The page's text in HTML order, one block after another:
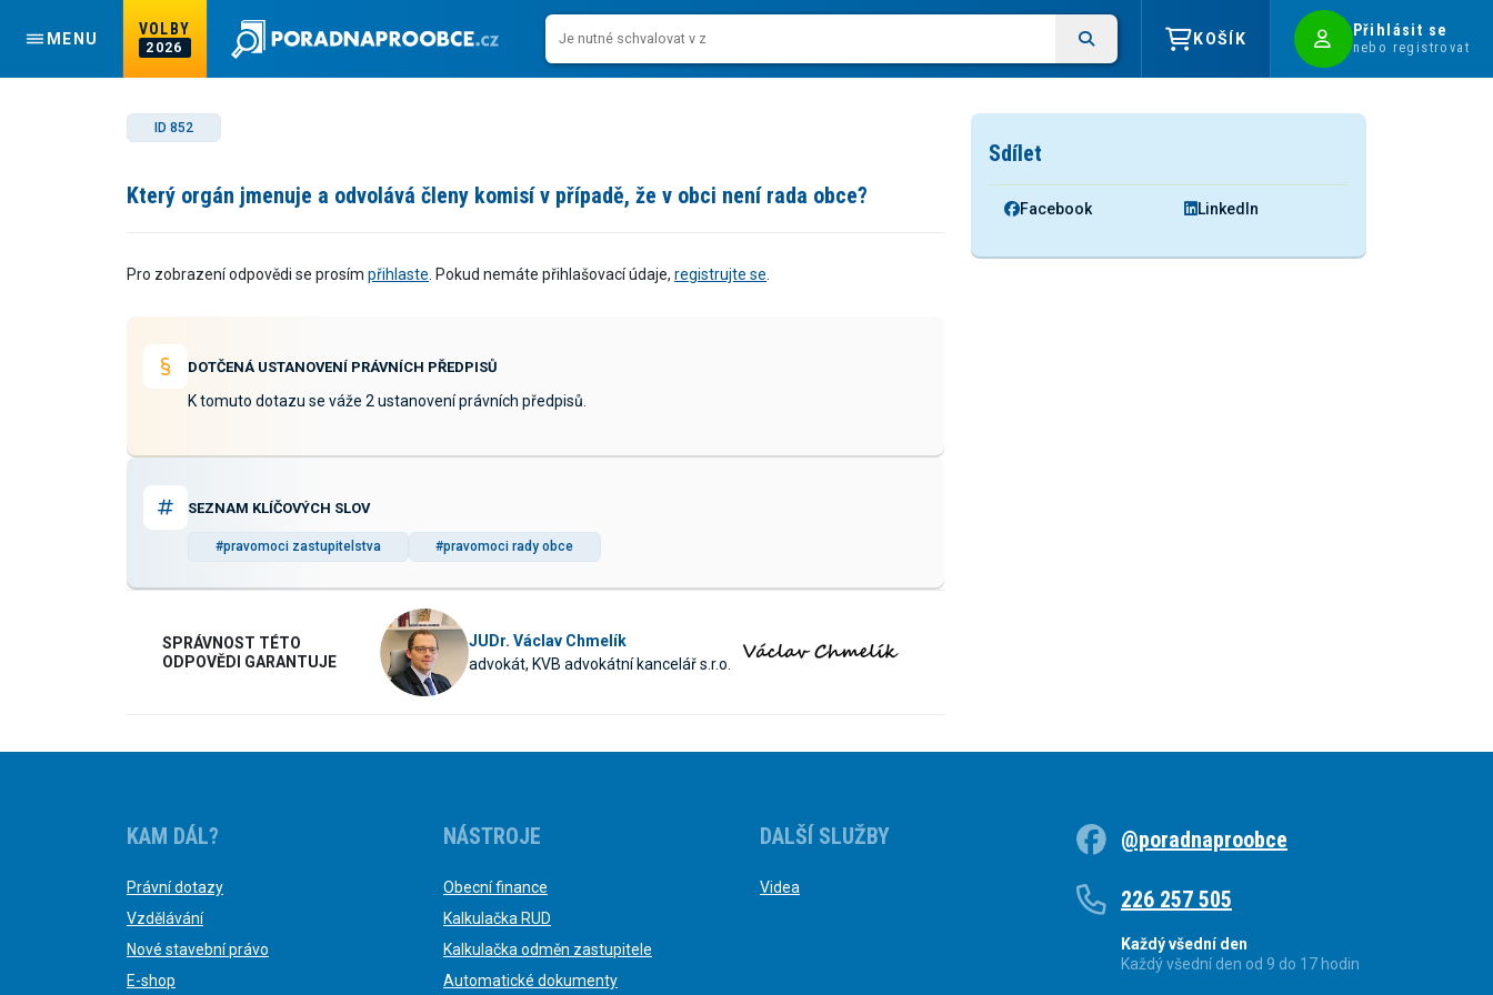
MENU
VOLBY
2026
KOŠÍK Přihlásit se
nebo registrovat
ID 852
Který orgán jmenuje a odvolává členy komisí v případě, že v obci není rada obce?
Pro zobrazení odpovědi se prosím přihlaste . Pokud nemáte přihlašovací údaje, registrujte se
DOTČENÁ USTANOVENÍ PRÁVNÍCH PŘEDPISŮ
K tomuto dotazu se váže 2 ustanovení právních předpisů.
SEZNAM KLÍČOVÝCH SLOV
#pravomoci zastupitelstva #pravomoci rady obce
SPRÁVNOST TÉTO
ODPOVĚDI GARANTUJE
JUDr. Václav Chmelík
advokát, KVB advokátní kancelář s.r.o.
Sdílet
Facebook LinkedIn
KAM DÁL?
Právní dotazy
Vzdělávání
Nové stavební právo
E-shop
NÁSTROJE
Obecní finance
Kalkulačka RUD
Kalkulačka odměn zastupitele
Automatické dokumenty
DALŠÍ SLUŽBY
Videa
@poradnaproobce
226 257 505
Každý všední den
Každý všední den od 9 do 17 hodin